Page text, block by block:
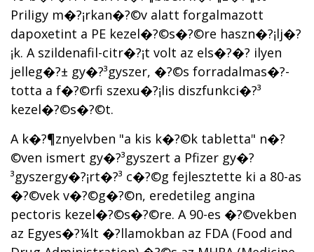
Priligy m�?¡rkan�?©v alatt forgalmazott
dapoxetint a PE kezel�?©s�?©re haszn�?¡lj�?
¡k. A szildenafil-citr�?¡t volt az els�?�? ilyen
jelleg�?± gy�?³gyszer, �?©s forradalmas�?­
totta a f�?©rfi szexu�?¡lis diszfunkci�?³
kezel�?©s�?©t.
A k�?¶znyelvben "a kis k�?©k tabletta" n�?
©ven ismert gy�?³gyszert a Pfizer gy�?
³gyszergy�?¡rt�?³ c�?©g fejlesztette ki a 80-as
�?©vek v�?©g�?©n, eredetileg angina
pectoris kezel�?©s�?©re. A 90-es �?©vekben
az Egyes�?¼lt �?llamokban az FDA (Food and